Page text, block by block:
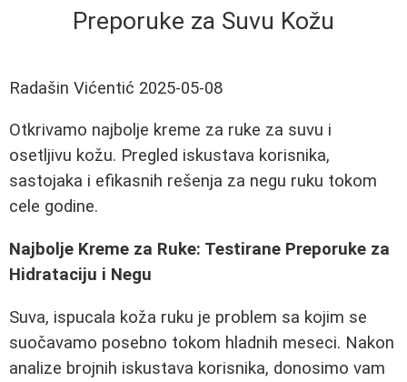
Preporuke za Suvu Kožu
Radašin Vićentić 2025-05-08
Otkrivamo najbolje kreme za ruke za suvu i
osetljivu kožu. Pregled iskustava korisnika,
sastojaka i efikasnih rešenja za negu ruku tokom
cele godine.
Najbolje Kreme za Ruke: Testirane Preporuke za
Hidrataciju i Negu
Suva, ispucala koža ruku je problem sa kojim se
suočavamo posebno tokom hladnih meseci. Nakon
analize brojnih iskustava korisnika, donosimo vam